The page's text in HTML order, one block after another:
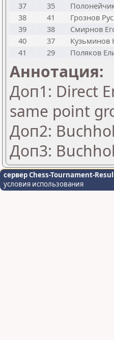
37
35
38
41 Грознов
39
38 Смирнов
40
37 Кузьминов
41
29 Поляков
Аннотация:
Доп1: Direct
same point
Доп2:
Доп3:
сервер Chess-Tournament-
условия использования